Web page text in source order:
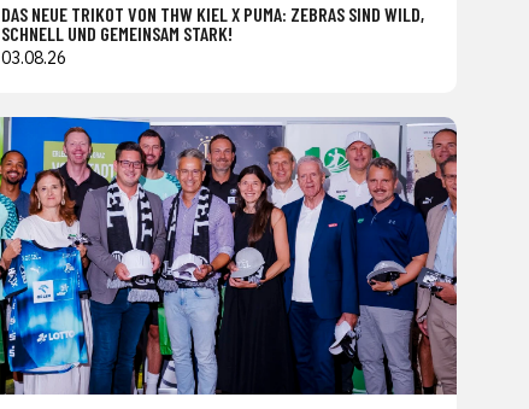
DAS NEUE TRIKOT VON THW KIEL X PUMA: ZEBRAS SIND WILD,
SCHNELL UND GEMEINSAM STARK!
03.08.26